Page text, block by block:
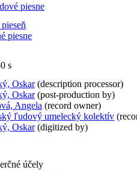
piesne
piesne
s
Oskar(description processor)
Oskar(post-production by)
Angela (record owner)
ľudový umelecký kolektív
Oskar(digitized by)
účely